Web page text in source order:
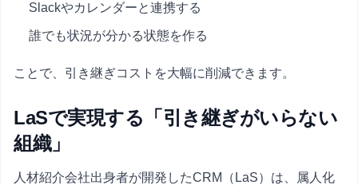
Slackやカレンダーと連携する
誰でも状況が分かる状態を作る
ことで、引き継ぎコストを大幅に削減できます。
LaSで実現する「引き継ぎがいらない
組織」
人材紹介会社出身者が開発したCRM（LaS）は、属人化